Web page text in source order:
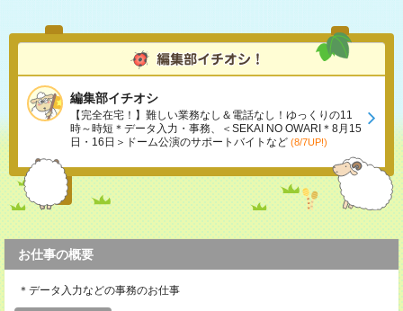
編集部イチオシ
【完全在宅！】難しい業務なし＆電話なし！ゆっくりの11
時～時短＊データ入力・事務、＜SEKAI NO OWARI＊8月15
日・16日＞ドーム公演のサポートバイトなど (8/7UP!)
お仕事の概要
＊データ入力などの事務のお仕事